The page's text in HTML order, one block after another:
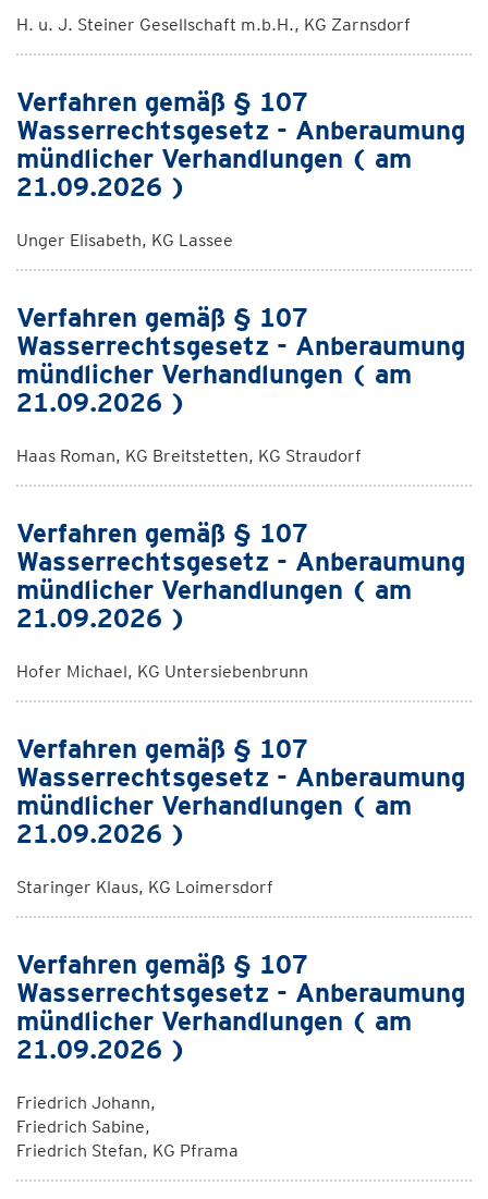
H. u. J. Steiner Gesellschaft m.b.H., KG Zarnsdorf
Verfahren gemäß § 107
Wasserrechtsgesetz - Anberaumung
mündlicher Verhandlungen ( am
21.09.2026 )
Unger Elisabeth, KG Lassee
Verfahren gemäß § 107
Wasserrechtsgesetz - Anberaumung
mündlicher Verhandlungen ( am
21.09.2026 )
Haas Roman, KG Breitstetten, KG Straudorf
Verfahren gemäß § 107
Wasserrechtsgesetz - Anberaumung
mündlicher Verhandlungen ( am
21.09.2026 )
Hofer Michael, KG Untersiebenbrunn
Verfahren gemäß § 107
Wasserrechtsgesetz - Anberaumung
mündlicher Verhandlungen ( am
21.09.2026 )
Staringer Klaus, KG Loimersdorf
Verfahren gemäß § 107
Wasserrechtsgesetz - Anberaumung
mündlicher Verhandlungen ( am
21.09.2026 )
Friedrich Johann,
Friedrich Sabine,
Friedrich Stefan, KG Pframa